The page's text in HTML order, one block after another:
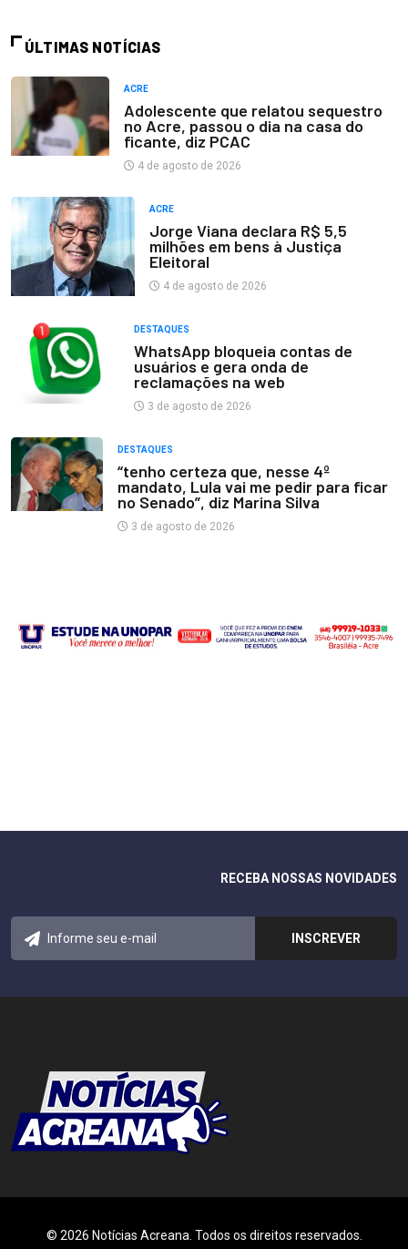
ÚLTIMAS NOTÍCIAS
ACRE
Adolescente que relatou sequestro
no Acre, passou o dia na casa do
ficante, diz PCAC
4 de agosto de 2026
ACRE
Jorge Viana declara R$ 5,5
milhões em bens à Justiça
Eleitoral
4 de agosto de 2026
DESTAQUES
WhatsApp bloqueia contas de
usuários e gera onda de
reclamações na web
3 de agosto de 2026
DESTAQUES
“tenho certeza que, nesse 4º
mandato, Lula vai me pedir para ficar
no Senado”, diz Marina Silva
3 de agosto de 2026
RECEBA NOSSAS NOVIDADES
© 2026 Notícias Acreana. Todos os direitos reservados.